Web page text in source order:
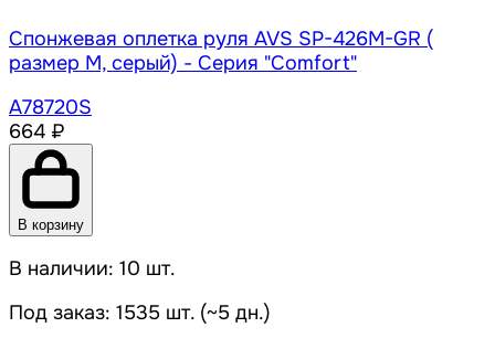
Спонжевая оплетка руля AVS SP-426M-GR (
размер M, серый) - Серия "Comfort"
A78720S
664 ₽
В корзину
В наличии: 10 шт.
Под заказ: 1535 шт. (~5 дн.)